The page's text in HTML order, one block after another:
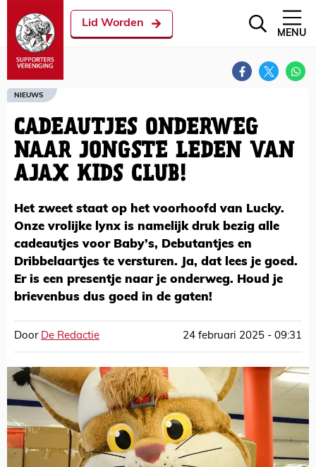
Lid Worden
MENU
NIEUWS
CADEAUTJES ONDERWEG
NAAR JONGSTE LEDEN VAN
AJAX KIDS CLUB!
Het zweet staat op het voorhoofd van Lucky.
Onze vrolijke lynx is namelijk druk bezig alle
cadeautjes voor Baby’s, Debutantjes en
Dribbelaartjes te versturen. Ja, dat lees je goed.
Er is een presentje naar je onderweg. Houd je
brievenbus dus goed in de gaten!
Door De Redactie 24 februari 2025 - 09:31